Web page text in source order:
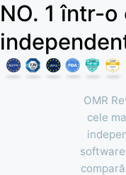
NO. 1 într-
OMR
cele